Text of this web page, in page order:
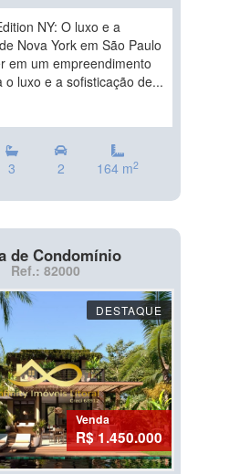
NY: O luxo e a
Nova York em São Paulo
em um empreendimento
o luxo e a sofisticação de...
3 2 164 m2
de Condomínio
Ref.: 82000
DESTAQUE
Venda
R$ 1.450.000